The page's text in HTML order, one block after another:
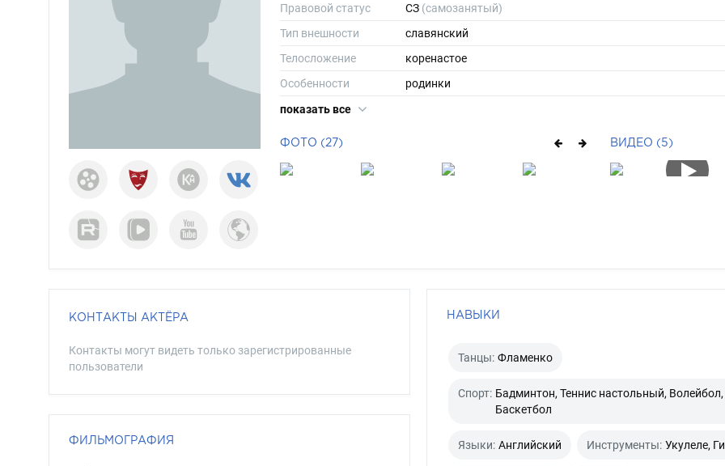
Правовой статус
СЗ (самозанятый)
Тип внешности
славянский
Телосложение
коренастое
Особенности
родинки
Рост
показать все
ФОТО (27) ВИДЕО (5)
КОНТАКТЫ АКТЁРА
Контакты могут видеть только зарегистрированные
пользователи
ФИЛЬМОГРАФИЯ
НАВЫКИ
Танцы: Фламенко
Спорт: Бадминтон, Теннис настольный, Волейбол,
Баскетбол
Языки: Английский Инструменты: Укулеле,